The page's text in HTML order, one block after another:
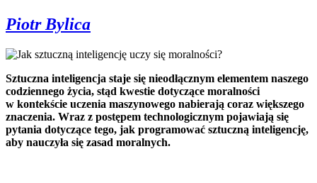
Piotr Bylica
Sztuczna inteligencja staje się nieodłącznym elementem naszego
codziennego życia, stąd kwestie dotyczące moralności
w kontekście uczenia maszynowego nabierają coraz większego
znaczenia. Wraz z postępem technologicznym pojawiają się
pytania dotyczące tego, jak programować sztuczną inteligencję,
aby nauczyła się zasad moralnych.